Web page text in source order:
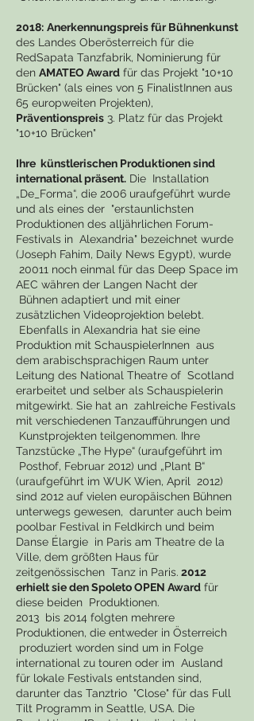
2018: Anerkennungspreis für Bühnenkunst
des Landes Oberösterreich für die
RedSapata Tanzfabrik, Nominierung für
den AMATEO Award für das Projekt "10+10
Brücken" (als eines von 5 FinalistInnen aus
65 europweiten Projekten),
Präventionspreis 3. Platz für das Projekt
"10+10 Brücken"
Ihre künstlerischen Produktionen sind
international präsent. Die Installation
„De_Forma“, die 2006 uraufgeführt wurde
und als eines der "erstaunlichsten
Produktionen des alljährlichen Forum-
Festivals in Alexandria" bezeichnet wurde
(Joseph Fahim, Daily News Egypt), wurde
20011 noch einmal für das Deep Space im
AEC währen der Langen Nacht der
Bühnen adaptiert und mit einer
zusätzlichen Videoprojektion belebt.
Ebenfalls in Alexandria hat sie eine
Produktion mit SchauspielerInnen aus
dem arabischsprachigen Raum unter
Leitung des National Theatre of Scotland
erarbeitet und selber als Schauspielerin
mitgewirkt. Sie hat an zahlreiche Festivals
mit verschiedenen Tanzaufführungen und
Kunstprojekten teilgenommen. Ihre
Tanzstücke „The Hype“ (uraufgeführt im
Posthof, Februar 2012) und „Plant B“
(uraufgeführt im WUK Wien, April 2012)
sind 2012 auf vielen europäischen Bühnen
unterwegs gewesen, darunter auch beim
poolbar Festival in Feldkirch und beim
Danse Élargie in Paris am Theatre de la
Ville, dem größten Haus für
zeitgenössischen Tanz in Paris. 2012
erhielt sie den Spoleto OPEN Award für
diese beiden Produktionen.
2013 bis 2014 folgten mehrere
Produktionen, die entweder in Österreich
produziert worden sind um in Folge
international zu touren oder im Ausland
für lokale Festivals entstanden sind,
darunter das Tanztrio "Close" für das Full
Tilt Programm in Seattle, USA. Die